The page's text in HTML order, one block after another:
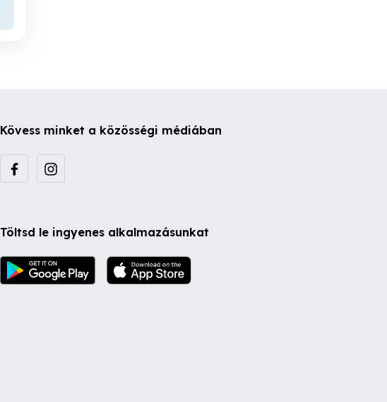
Kövess minket a közösségi médiában
Töltsd le ingyenes alkalmazásunkat